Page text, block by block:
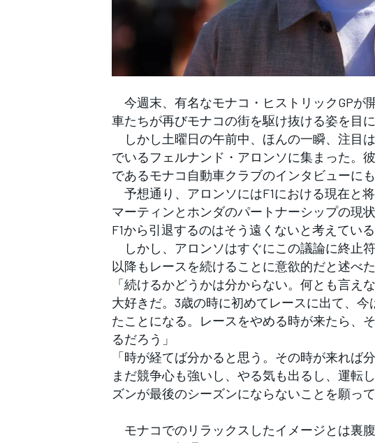
フォーミュラE
今週末、有名なモナコ・ヒストリックGPが
車たちが再びモナコの街を駆け抜ける姿を目
しかし土曜日の午前中、ほんの一瞬、注目
でいるフェルナンド・アロンソに集まった。
であるモナコ自動車クラブのインタビューにも
予想通り、アロンソにはF1における現在と
マーティンとホンダのパートナーシップの現
F1から引退するのはそう遠くないと考えてい
しかし、アロンソはすぐにこの議論に終止
以降もレースを続けることに意欲的だと述べた
「続けるかどうかは分からない。何とも言え
大好きだ。3歳の時に初めてレースに出て、
たことになる。レースをやめる時が来たら、
るだろう」
「時が経てば分かると思う。その時が来れば
まだ競争心も強いし、やる気も出るし、運転
ズンが最後のシーズンにならないことを願って
モナコでのリラックスしたイメージとは裏